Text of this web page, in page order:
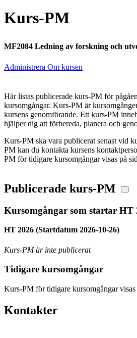
Kurs-PM
MF2084 Ledning av forskning och
Administrera Om kursen
Här listas publicerade kurs-PM för
kursomgångar. Kurs-PM är
kursens genomförande. Ett kurs-PM
hjälper dig att förbereda, planera och
Kurs-PM ska vara publicerat senast vid
PM kan du kontakta kursens
PM för tidigare kursomgångar visas på
Publicerade kurs-PM
Kursomgångar som startar HT
HT 2026 (Startdatum 2026-10-26)
Kurs-PM är inte publicerat
Tidigare kursomgångar
Kurs-PM för tidigare kursomgångar visas
Kontakter